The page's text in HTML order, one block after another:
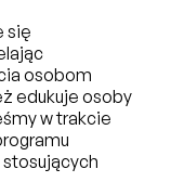
się
osobom
edukuje osoby
w trakcie